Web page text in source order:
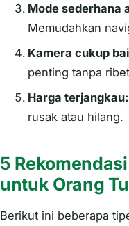
Mode sederhana
Memudahkan
Kamera cukup
penting tanpa
Harga terjangkau:
rusak atau hilang.
5
untuk Orang
Berikut ini beberapa